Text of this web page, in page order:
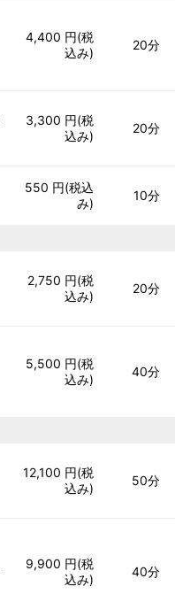
4,400 円(税
込み)
20分
3,300 円(税
込み)
20分
550 円(税込
み)
10分
2,750 円(税
込み)
20分
5,500 円(税
込み)
40分
12,100 円(税
込み)
50分
9,900 円(税
込み)
40分